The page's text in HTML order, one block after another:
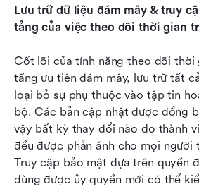
Lưu trữ dữ liệu đám mây & truy
tảng của việc theo dõi thời gian
Cốt lõi của tính năng theo dõi thời
tầng ưu tiên đám mây, lưu trữ tất
loại bỏ sự phụ thuộc vào tập tin
bộ. Các bản cập nhật được đồng
vậy bất kỳ thay đổi nào do thành
đều được phản ánh cho mọi người
Truy cập bảo mật dựa trên quyền
dùng được ủy quyền mới có thể